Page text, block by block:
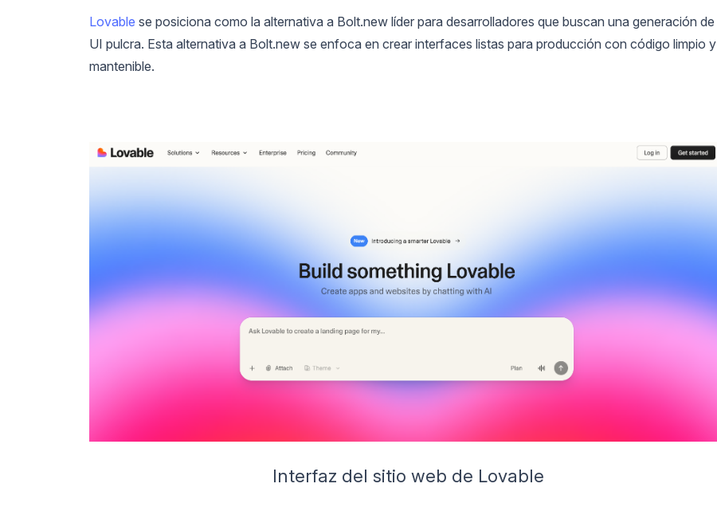
Lovable se posiciona como la alternativa a Bolt.new líder para desarrolladores que buscan una generación de
UI pulcra. Esta alternativa a Bolt.new se enfoca en crear interfaces listas para producción con código limpio y
mantenible.
Interfaz del sitio web de Lovable